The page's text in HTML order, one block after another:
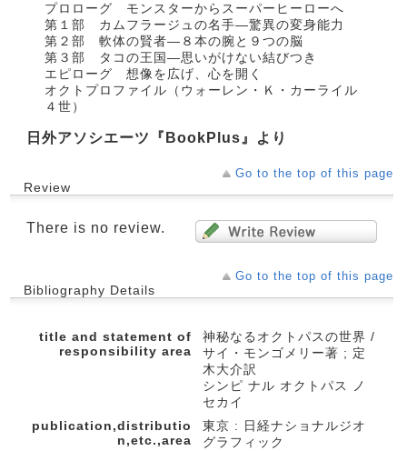
プロローグ モンスターからスーパーヒーローへ
第１部 カムフラージュの名手―驚異の変身能力
第２部 軟体の賢者―８本の腕と９つの脳
第３部 タコの王国―思いがけない結びつき
エピローグ 想像を広げ、心を開く
オクトプロファイル（ウォーレン・Ｋ・カーライル
４世）
日外アソシエーツ『BookPlus』より
Go to the top of this page
Review
There is no review.
Go to the top of this page
Bibliography Details
title and statement of
responsibility area
神秘なるオクトパスの世界 /
サイ・モンゴメリー著 ; 定
木大介訳
シンピ ナル オクトパス ノ
セカイ
publication,distributio
n,etc.,area
東京 : 日経ナショナルジオ
グラフィック